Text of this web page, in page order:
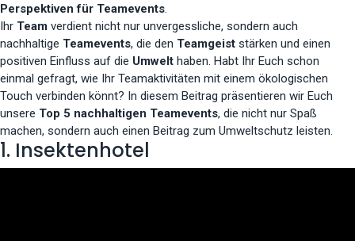
Perspektiven für Teamevents.
Ihr Team verdient nicht nur unvergessliche, sondern auch
nachhaltige Teamevents, die den Teamgeist stärken und einen
positiven Einfluss auf die Umwelt haben. Habt Ihr Euch schon
einmal gefragt, wie Ihr Teamaktivitäten mit einem ökologischen
Touch verbinden könnt? In diesem Beitrag präsentieren wir Euch
unsere Top 5 nachhaltigen Teamevents, die nicht nur Spaß
machen, sondern auch einen Beitrag zum Umweltschutz leisten.
1. Insektenhotel